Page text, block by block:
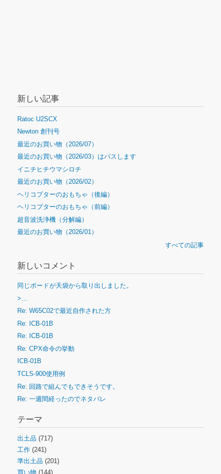
新しい記事
Ratoc U2SCX
Newton 創刊号
最近のお買い物（2026/07）
最近のお買い物（2026/03）はパスします
イニチヒチウマシロチ
最近のお買い物（2026/02）
ヘリコプターのおもちゃ（後編）
ヘリコプターのおもちゃ（前編）
超音波洗浄機（分解編）
最近のお買い物（2026/01）
すべての記事
新しいコメント
同じボードが天袋から取り出しました。
>…
Re: W65C02で最近自作された方
Re: ICB-01B
Re: ICB-01B
Re: CPX命令の挙動
ICB-01B
TCLS-900使用例
Re: 回路で組んでもできそうです。
Re: 一週間経ったのでネタバレ
テーマ
出土品 (717)
工作 (241)
準出土品 (201)
買い物 (144)